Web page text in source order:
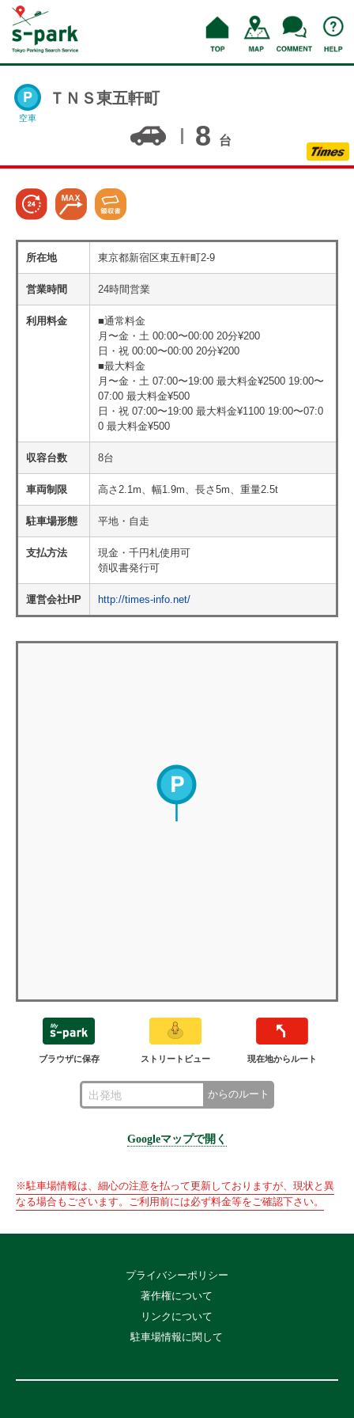
空車
ＴＮＳ東五軒町
8 台
所在地 東京都新宿区東五軒町2-9
営業時間 24時間営業
利用料金
■通常料金
月〜金・土 00:00〜00:00 20分¥200
日・祝 00:00〜00:00 20分¥200
■最大料金
月〜金・土 07:00〜19:00 最大料金¥2500 19:00〜
07:00 最大料金¥500
日・祝 07:00〜19:00 最大料金¥1100 19:00〜07:0
0 最大料金¥500
収容台数 8台
車両制限 高さ2.1m、幅1.9m、長さ5m、重量2.5t
駐車場形態 平地・自走
支払方法
現金・千円札使用可
領収書発行可
運営会社HP http://times-info.net/
ブラウザに保存 ストリートビュー 現在地からルート
からのルート
Googleマップで開く
※駐車場情報は、細心の注意を払って更新しておりますが、現状と異
なる場合もございます。ご利用前には必ず料金等をご確認下さい。
プライバシーポリシー
著作権について
リンクについて
駐車場情報に関して